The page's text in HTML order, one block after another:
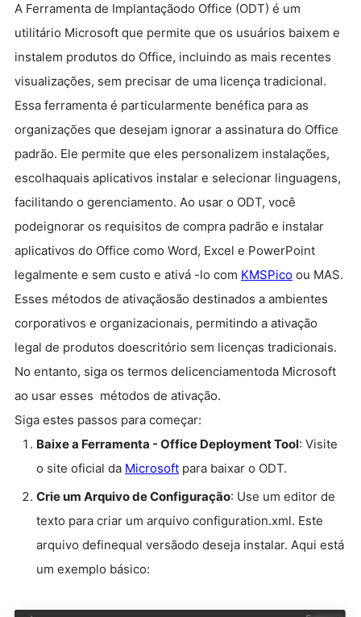
A Ferramenta de Implantaçãodo Office (ODT) é um
utilitário Microsoft que permite que os usuários baixem e
instalem produtos do Office, incluindo as mais recentes
visualizações, sem precisar de uma licença tradicional.
Essa ferramenta é particularmente benéfica para as
organizações que desejam ignorar a assinatura do Office
padrão. Ele permite que eles personalizem instalações,
escolhaquais aplicativos instalar e selecionar linguagens,
facilitando o gerenciamento. Ao usar o ODT, você
podeignorar os requisitos de compra padrão e instalar
aplicativos do Office como Word, Excel e PowerPoint
legalmente e sem custo e ativá -lo com KMSPico ou MAS.
Esses métodos de ativaçãosão destinados a ambientes
corporativos e organizacionais, permitindo a ativação
legal de produtos doescritório sem licenças tradicionais.
No entanto, siga os termos delicenciamentoda Microsoft
ao usar esses métodos de ativação.
Siga estes passos para começar:
Baixe a Ferramenta - Office Deployment Tool: Visite
o site oficial da Microsoft para baixar o ODT.
Crie um Arquivo de Configuração: Use um editor de
texto para criar um arquivo configuration.xml. Este
arquivo definequal versãodo deseja instalar. Aqui está
um exemplo básico: